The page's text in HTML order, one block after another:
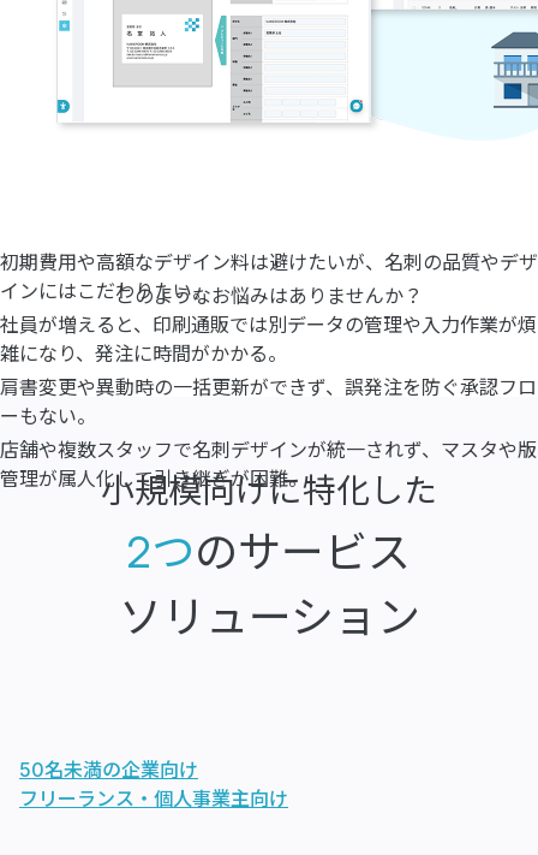
このようなお悩みはありませんか？
初期費用や高額なデザイン料は避けたいが、名刺の品質やデザ
インにはこだわりたい。
社員が増えると、印刷通販では別データの管理や入力作業が煩
雑になり、発注に時間がかかる。
肩書変更や異動時の一括更新ができず、誤発注を防ぐ承認フロ
ーもない。
店舗や複数スタッフで名刺デザインが統一されず、マスタや版
管理が属人化して引き継ぎが困難。
小規模向けに特化した
2つのサービス
ソリューション
50名未満の企業向け
フリーランス・個人事業主向け